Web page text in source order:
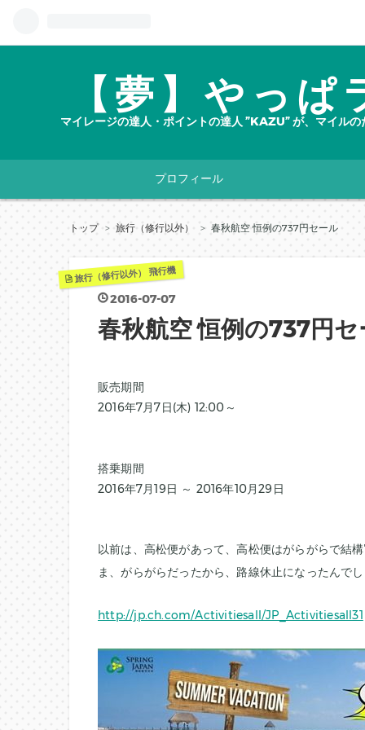
【夢】やっ
マイレージの達人・ポイントの達人 ”KAZU” が、マイル
プロフィール
トップ > 旅行（修行以外） > 春秋航空 恒例の737円セール
2016-07-07
春秋航空 恒例の737円セ
旅行（修行以外） 飛行機
販売期間
2016年7月7日(木) 12:00～
搭乗期間
2016年7月19日 ～ 2016年10月29日
以前は、高松便があって、高松便はがらがらで結
ま、がらがらだったから、路線休止になったんで
http://jp.ch.com/Activitiesall/JP_Activitiesall31